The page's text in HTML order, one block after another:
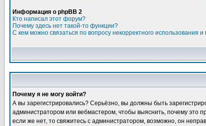
Информация о phpBB 2
Кто написал этот форум?
Почему здесь нет такой-то функции?
С кем можно связаться по вопросу некорректного использования
Почему я не могу войти?
А вы зарегистрировались? Серьёзно, вы должны быть
администратором или вебмастером, чтобы выяснить, почему это
если же нет, то свяжитесь с администратором, возможно, он